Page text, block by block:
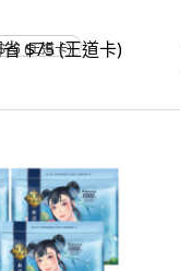
(王道卡)